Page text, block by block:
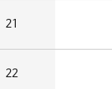
21
22